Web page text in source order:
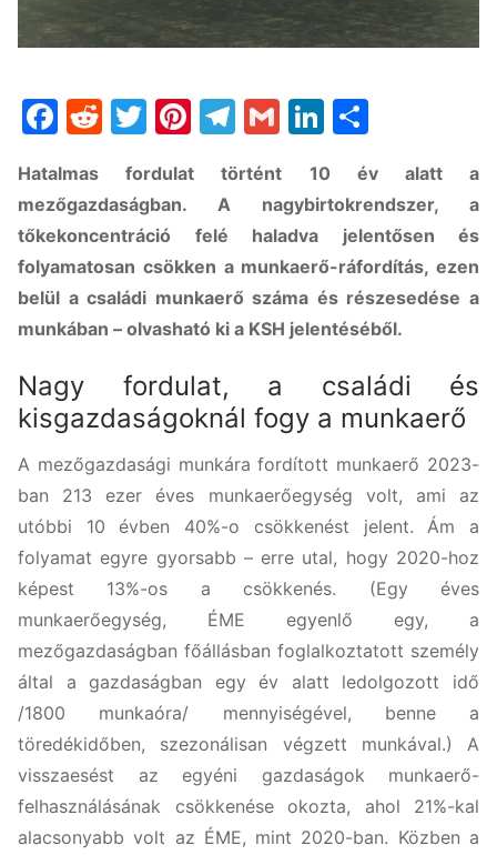
Facebook
Reddit
Twitter
Pinterest
Telegram
GmailLinkedIn
Hatalmas fordulat történt 10 év alatt a
mezőgazdaságban. A nagybirtokrendszer, a
tőkekoncentráció felé haladva jelentősen és
folyamatosan csökken a munkaerő-ráfordítás, ezen
belül a családi munkaerő száma és részesedése a
munkában – olvasható ki a KSH jelentéséből.
Nagy fordulat, a családi és
kisgazdaságoknál fogy a munkaerő
A mezőgazdasági munkára fordított munkaerő 2023-
ban 213 ezer éves munkaerőegység volt, ami az
utóbbi 10 évben 40%-o csökkenést jelent. Ám a
folyamat egyre gyorsabb – erre utal, hogy 2020-hoz
képest 13%-os a csökkenés. (Egy éves
munkaerőegység, ÉME egyenlő egy, a
mezőgazdaságban főállásban foglalkoztatott személy
által a gazdaságban egy év alatt ledolgozott idő
/1800 munkaóra/ mennyiségével, benne a
töredékidőben, szezonálisan végzett munkával.) A
visszaesést az egyéni gazdaságok munkaerő-
felhasználásának csökkenése okozta, ahol 21%-kal
alacsonyabb volt az ÉME, mint 2020-ban. Közben a